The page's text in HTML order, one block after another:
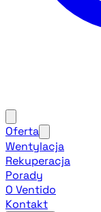
Oferta
Wentylacja
Rekuperacja
Porady
O Ventido
Kontakt